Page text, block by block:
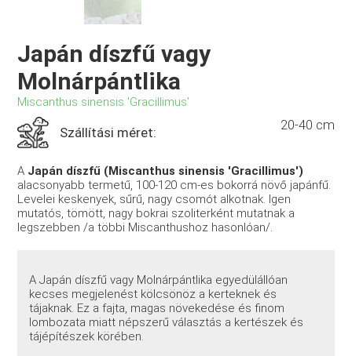
Japán díszfű vagy
Molnárpántlika
Miscanthus sinensis 'Gracillimus'
Szállítási méret: 20-40 cm
A Japán díszfű (Miscanthus sinensis 'Gracillimus')
alacsonyabb termetű, 100-120 cm-es bokorrá növő japánfű.
Levelei keskenyek, sűrű, nagy csomót alkotnak. Igen
mutatós, tömött, nagy bokrai szoliterként mutatnak a
legszebben /a többi Miscanthushoz hasonlóan/.
A Japán díszfű vagy Molnárpántlika egyedülállóan
kecses megjelenést kölcsönöz a kerteknek és
tájaknak. Ez a fajta, magas növekedése és finom
lombozata miatt népszerű választás a kertészek és
tájépítészek körében.